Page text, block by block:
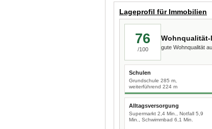
Lageprofil für Immobilien
76
/100
Wohnqualität-
gute Wohnqualität
Schulen
Grundschule 285 m,
weiterführend 224 m
Alltagsversorgung
Supermarkt 2,4 Min., Notfall 5,9
Min., Schwimmbad 6,1 Min.